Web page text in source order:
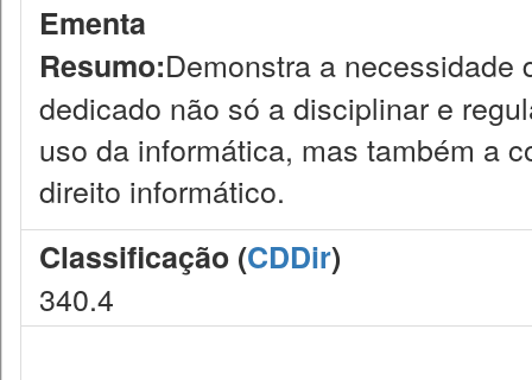
Ementa
Resumo:Demonstra a necessidade
dedicado não só a disciplinar e
uso da informática, mas também a
direito informático.
Classificação (CDDir)
340.4